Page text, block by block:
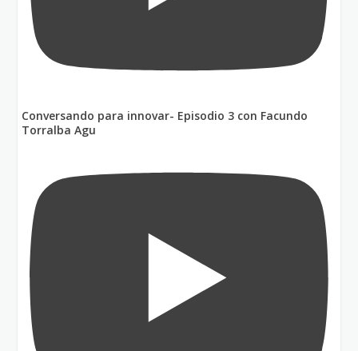
Conversando para innovar- Episodio 3 con Facundo
Torralba Agu